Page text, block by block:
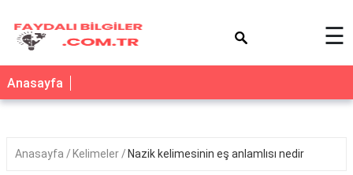
☰
Anasayfa
Anasayfa Kelimeler Nazik kelimesinin eş anlamlısı nedir